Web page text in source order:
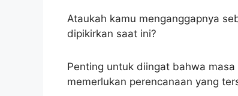
Ataukah kamu menganggapnya
dipikirkan saat ini?
Penting untuk diingat bahwa
memerlukan perencanaan yang